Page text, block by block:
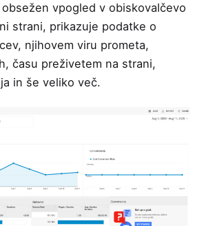
obsežen vpogled v obiskovalčevo
strani, prikazuje podatke o
njihovem viru prometa,
času preživetem na strani,
in še veliko več.